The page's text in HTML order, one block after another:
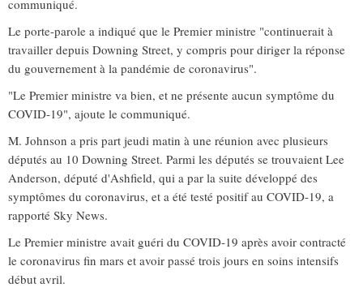
communiqué.
Le porte-parole a indiqué que le Premier ministre "continuerait à
travailler depuis Downing Street, y compris pour diriger la réponse
du gouvernement à la pandémie de coronavirus".
"Le Premier ministre va bien, et ne présente aucun symptôme du
COVID-19", ajoute le communiqué.
M. Johnson a pris part jeudi matin à une réunion avec plusieurs
députés au 10 Downing Street. Parmi les députés se trouvaient Lee
Anderson, député d'Ashfield, qui a par la suite développé des
symptômes du coronavirus, et a été testé positif au COVID-19, a
rapporté Sky News.
Le Premier ministre avait guéri du COVID-19 après avoir contracté
le coronavirus fin mars et avoir passé trois jours en soins intensifs
début avril.